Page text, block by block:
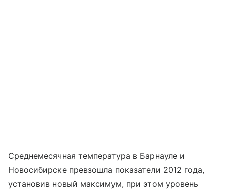
Среднемесячная температура в Барнауле и
Новосибирске превзошла показатели 2012 года,
установив новый максимум, при этом уровень